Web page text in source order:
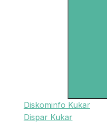
Diskominfo Kukar
Dispar Kukar